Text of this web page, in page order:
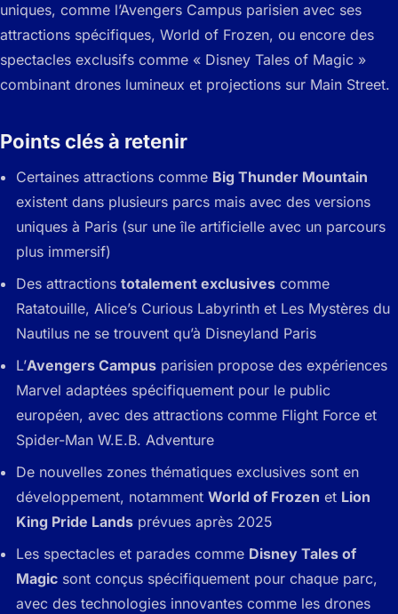
uniques, comme l’Avengers Campus parisien avec ses
attractions spécifiques, World of Frozen, ou encore des
spectacles exclusifs comme « Disney Tales of Magic »
combinant drones lumineux et projections sur Main Street.
Points clés à retenir
Certaines attractions comme Big Thunder Mountain
existent dans plusieurs parcs mais avec des versions
uniques à Paris (sur une île artificielle avec un parcours
plus immersif)
Des attractions totalement exclusives comme
Ratatouille, Alice’s Curious Labyrinth et Les Mystères du
Nautilus ne se trouvent qu’à Disneyland Paris
L’Avengers Campus parisien propose des expériences
Marvel adaptées spécifiquement pour le public
européen, avec des attractions comme Flight Force et
Spider-Man W.E.B. Adventure
De nouvelles zones thématiques exclusives sont en
développement, notamment World of Frozen et Lion
King Pride Lands prévues après 2025
Les spectacles et parades comme Disney Tales of
Magic sont conçus spécifiquement pour chaque parc,
avec des technologies innovantes comme les drones